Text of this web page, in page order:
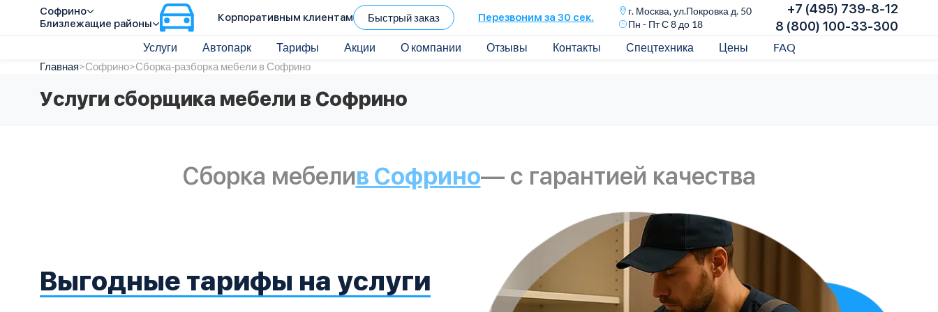
Софрино
Близлежащие районы
Корпоративным клиентам Быстрый заказ Перезвоним за 30 сек.
г. Москва, ул.Покровка д. 50
Пн - Пт С 8 до 18
+7 (495) 739-8-12
8 (800) 100-33-300
Услуги Автопарк Тарифы Акции О компании Отзывы Контакты Спецтехника Цены FAQ
Главная>Софрино>Сборка-разборка мебели в Софрино
Услуги сборщика мебели в Софрино
Сборка мебелив Софрино— с гарантией качества
Выгодные тарифы на услуги